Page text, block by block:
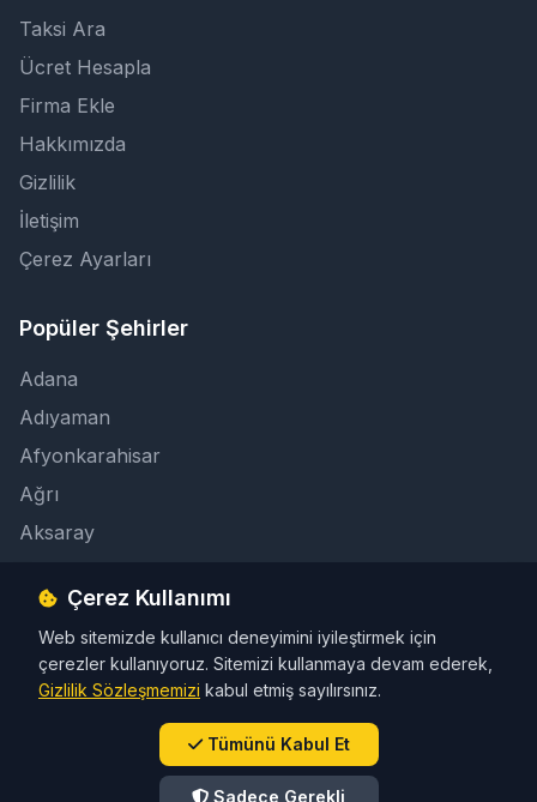
Taksi Ara
Ücret Hesapla
Firma Ekle
Hakkımızda
Gizlilik
İletişim
Çerez Ayarları
Popüler Şehirler
Adana
Adıyaman
Afyonkarahisar
Ağrı
Aksaray
İletişim
info@taksicibul.com
İletişim Butonu
Çerez Kullanımı
Web sitemizde kullanıcı deneyimini iyileştirmek için
çerezler kullanıyoruz. Sitemizi kullanmaya devam ederek,
Gizlilik Sözleşmemizi kabul etmiş sayılırsınız.
Tümünü Kabul Et
Sadece Gerekli